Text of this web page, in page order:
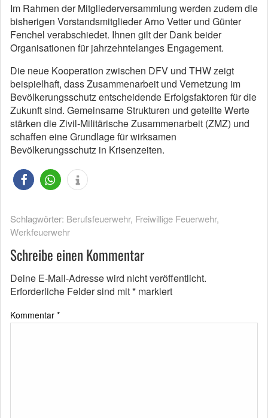
Im Rahmen der Mitgliederversammlung werden zudem die
bisherigen Vorstandsmitglieder Arno Vetter und Günter
Fenchel verabschiedet. Ihnen gilt der Dank beider
Organisationen für jahrzehntelanges Engagement.
Die neue Kooperation zwischen DFV und THW zeigt
beispielhaft, dass Zusammenarbeit und Vernetzung im
Bevölkerungsschutz entscheidende Erfolgsfaktoren für die
Zukunft sind. Gemeinsame Strukturen und geteilte Werte
stärken die Zivil-Militärische Zusammenarbeit (ZMZ) und
schaffen eine Grundlage für wirksamen
Bevölkerungsschutz in Krisenzeiten.
Schlagwörter: Berufsfeuerwehr, Freiwillige Feuerwehr,
Werkfeuerwehr
Schreibe einen Kommentar
Deine E-Mail-Adresse wird nicht veröffentlicht.
Erforderliche Felder sind mit* markiert
Kommentar *